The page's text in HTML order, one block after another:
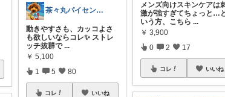
茶々丸パイセン✨イケメンに変身🌟
動きやすさも、カッコよさ
も欲しいならコレ✨ ストレ
ッチ抜群で ...
￥ 5,100
1 5 80
コレ いいね
メンズ向けスキンケアは
激が強すぎてちょっと…
いう方、こちら ...
￥ 3,900
0 2 17
コレ いいね